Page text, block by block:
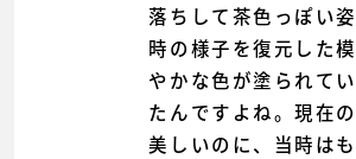
落ちして茶色っぽい
時の様子を復元した
やかな色が塗られて
たんですよね。現在
美しいのに、当時は